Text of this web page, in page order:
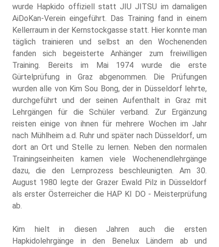
wurde Hapkido offiziell statt JIU JITSU im damaligen
AiDoKan-Verein eingeführt. Das Training fand in einem
Kellerraum in der Kernstockgasse statt. Hier konnte man
täglich trainieren und selbst an den Wochenenden
fanden sich begeisterte Anhänger zum freiwilligen
Training. Bereits im Mai 1974 wurde die erste
Gürtelprüfung in Graz abgenommen. Die Prüfungen
wurden alle von Kim Sou Bong, der in Düsseldorf lehrte,
durchgeführt und der seinen Aufenthalt in Graz mit
Lehrgängen für die Schüler verband. Zur Ergänzung
reisten einige von ihnen für mehrere Wochen im Jahr
nach Mühlheim a.d. Ruhr und später nach Düsseldorf, um
dort an Ort und Stelle zu lernen. Neben den normalen
Trainingseinheiten kamen viele Wochenendlehrgänge
dazu, die den Lernprozess beschleunigten. Am 30.
August 1980 legte der Grazer Ewald Pilz in Düsseldorf
als erster Österreicher die HAP KI DO - Meisterprüfung
ab.
Kim hielt in diesen Jahren auch die ersten
Hapkidolehrgänge in den Benelux Ländern ab und